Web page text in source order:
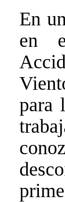
En
en
para